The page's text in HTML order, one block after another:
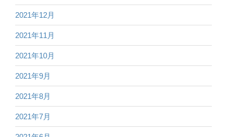
2021年12月
2021年11月
2021年10月
2021年9月
2021年8月
2021年7月